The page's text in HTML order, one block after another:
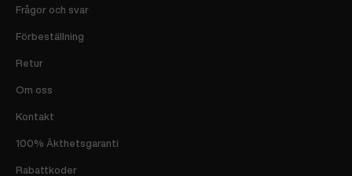
Frågor och svar
Förbeställning
Retur
Om oss
Kontakt
100% Äkthetsgaranti
Rabattkoder